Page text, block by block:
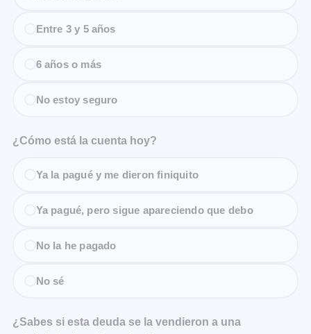
Entre 3 y 5 años
6 años o más
No estoy seguro
¿Cómo está la cuenta hoy?
Ya la pagué y me dieron finiquito
Ya pagué, pero sigue apareciendo que debo
No la he pagado
No sé
¿Sabes si esta deuda se la vendieron a una